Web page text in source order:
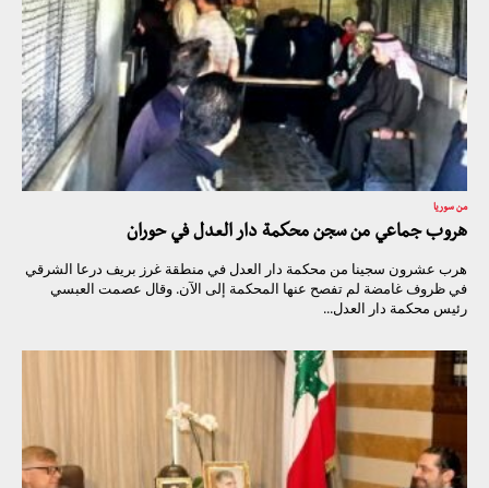
من سوريا
هروب جماعي من سجن محكمة دار العدل في حوران
هرب عشرون سجينا من محكمة دار العدل في منطقة غرز بريف درعا الشرقي
في ظروف غامضة لم تفصح عنها المحكمة إلى الآن. وقال عصمت العبسي
رئيس محكمة دار العدل...